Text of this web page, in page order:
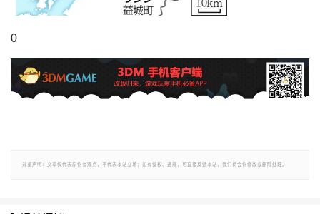
0
郑重声明：文章仅代表原作者观点，不代表本站立场；如有侵权、违规，可直接反馈本站，我们将会作修改或删除处理。